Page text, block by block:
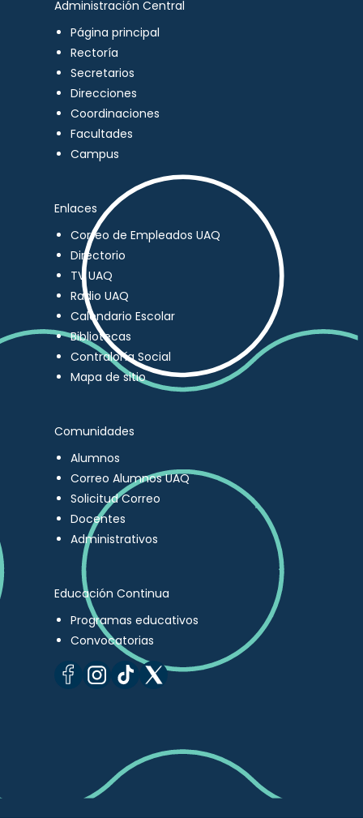
Administración Central
Página principal
Rectoría
Secretarios
Direcciones
Coordinaciones
Facultades
Campus
Enlaces
Correo de Empleados UAQ
Directorio
TV UAQ
Radio UAQ
Calendario Escolar
Bibliotecas
Contraloría Social
Mapa de sitio
Comunidades
Alumnos
Correo Alumnos UAQ
Solicitud Correo
Docentes
Administrativos
Educación Continua
Programas educativos
Convocatorias